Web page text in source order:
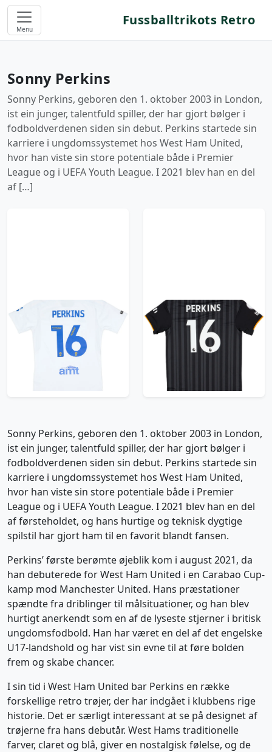
Menu
Fussballtrikots Retro
Sonny Perkins
Sonny Perkins, geboren den 1. oktober 2003 in London,
ist ein junger, talentfuld spiller, der har gjort bølger i
fodboldverdenen siden sin debut. Perkins startede sin
karriere i ungdomssystemet hos West Ham United,
hvor han viste sin store potentiale både i Premier
League og i UEFA Youth League. I 2021 blev han en del
af […]
2023-24 Leeds Match
Issue Home Shirt
Perkins #16
119.99£ · ca. €142
Trikot kaufen
2022-23 Leeds Match
Issue Third Shirt
Perkins #16
95.99£ · ca. €113
Sonny Perkins, geboren den 1. oktober 2003 in London,
ist ein junger, talentfuld spiller, der har gjort bølger i
fodboldverdenen siden sin debut. Perkins startede sin
karriere i ungdomssystemet hos West Ham United,
hvor han viste sin store potentiale både i Premier
League og i UEFA Youth League. I 2021 blev han en del
af førsteholdet, og hans hurtige og teknisk dygtige
spilstil har gjort ham til en favorit blandt fansen.
Perkins’ første berømte øjeblik kom i august 2021, da
han debuterede for West Ham United i en Carabao Cup-
kamp mod Manchester United. Hans præstationer
spændte fra driblinger til målsituationer, og han blev
hurtigt anerkendt som en af de lyseste stjerner i britisk
ungdomsfodbold. Han har været en del af det engelske
U17-landshold og har vist sin evne til at føre bolden
frem og skabe chancer.
I sin tid i West Ham United bar Perkins en række
forskellige retro trøjer, der har indgået i klubbens rige
historie. Det er særligt interessant at se på designet af
trøjerne fra hans debutår. West Hams traditionelle
farver, claret og blå, giver en nostalgisk følelse, og de